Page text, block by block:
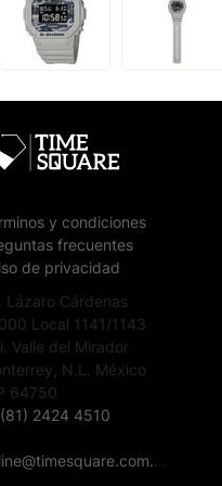
y condiciones
frecuentes
de privacidad
Lázaro Cárdenas
Local 1141/1143
Valle del Mirador
N.L. México
64750
(81) 2424 4510